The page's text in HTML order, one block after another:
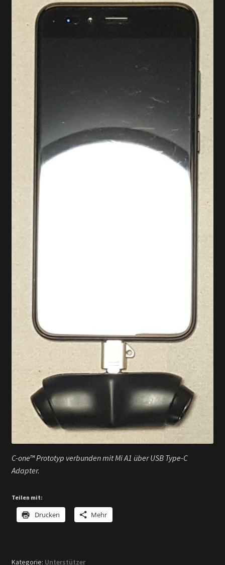
C-one™ Prototyp verbunden mit Mi A1 über USB Type-C
Adapter.
Teilen mit:
Drucken Mehr
Kategorie: Unterstützer